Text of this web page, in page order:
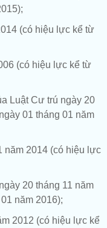
(có hiệu lực kể từ
(có hiệu lực kể từ
Luật Cư trú ngày 20
01 tháng 01 năm
năm 2014 (có hiệu lực
20 tháng 11 năm
năm 2016);
2012 (có hiệu lực kể